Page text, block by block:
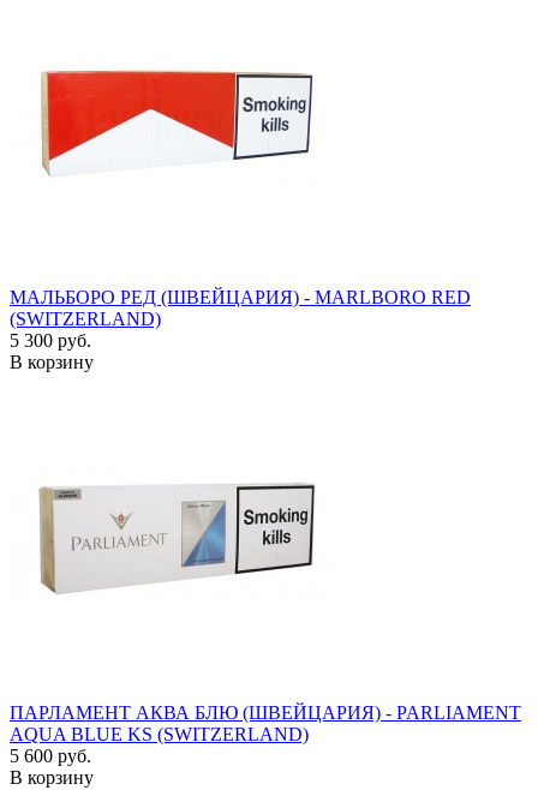
МАЛЬБОРО РЕД (ШВЕЙЦАРИЯ) - MARLBORO RED
(SWITZERLAND)
5 300 руб.
В корзину
ПАРЛАМЕНТ АКВА БЛЮ (ШВЕЙЦАРИЯ) - PARLIAMENT
AQUA BLUE KS (SWITZERLAND)
5 600 руб.
В корзину